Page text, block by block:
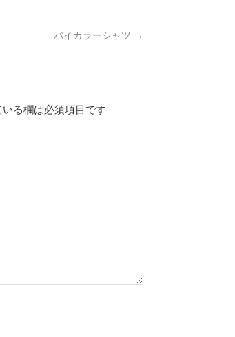
バイカラーシャツ →
る欄は必須項目です